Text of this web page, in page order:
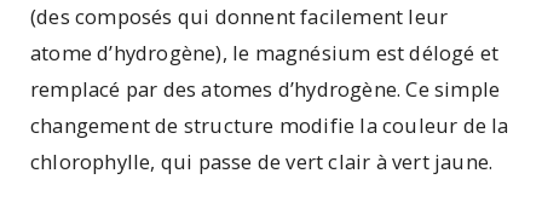
(des composés qui donnent facilement leur
atome d’hydrogène), le magnésium est délogé et
remplacé par des atomes d’hydrogène. Ce simple
changement de structure modifie la couleur de la
chlorophylle, qui passe de vert clair à vert jaune.